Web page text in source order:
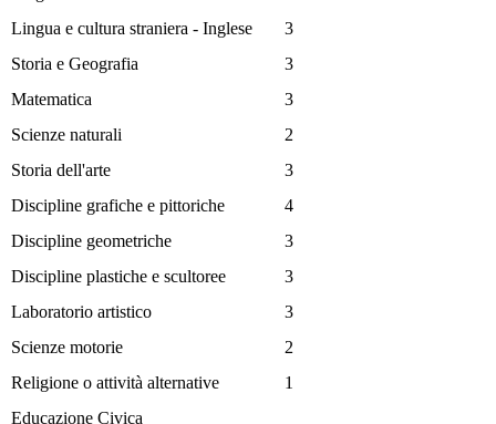
Lingua e cultura straniera - Inglese
3
Storia e Geografia
3
Matematica
3
Scienze naturali
2
Storia dell'arte
3
Discipline grafiche e pittoriche
4
Discipline geometriche
3
Discipline plastiche e scultoree
3
Laboratorio artistico
3
Scienze motorie
2
Religione o attività alternative
1
Educazione Civica